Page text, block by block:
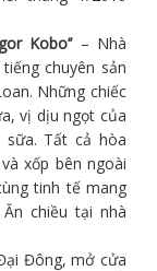
Kobo’’– Nhà
chuyên sản
Những chiếc
vị dịu ngọt của
Tất cả hòa
xốp bên ngoài
tinh tế mang
chiều tại nhà
Đông, mở cửa